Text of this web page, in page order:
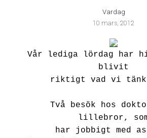
Vardag
10 mars, 2012
Vår lediga lördag har
blivit
riktigt vad vi
Två besök hos
lillebror,
har jobbigt med